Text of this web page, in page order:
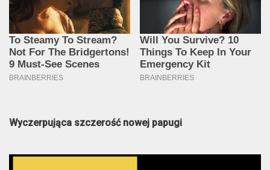
Wyczerpująca szczerość nowej papugi